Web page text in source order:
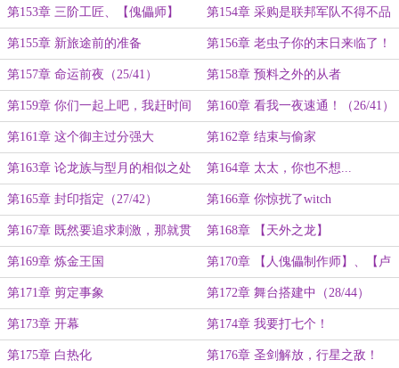
（23/40）
第153章 三阶工匠、【傀儡师】 第154章 采购是联邦军队不得不品
鉴的一环
第155章 新旅途前的准备 第156章 老虫子你的末日来临了！
第157章 命运前夜（25/41） 第158章 预料之外的从者
第159章 你们一起上吧，我赶时间 第160章 看我一夜速通！（26/41）
第161章 这个御主过分强大 第162章 结束与偷家
第163章 论龙族与型月的相似之处 第164章 太太，你也不想...
第165章 封印指定（27/42） 第166章 你惊扰了witch
第167章 既然要追求刺激，那就贯
彻到底
第168章 【天外之龙】
第169章 炼金王国 第170章 【人傀儡制作师】、【卢
恩魔术师】
第171章 剪定事象 第172章 舞台搭建中（28/44）
第173章 开幕 第174章 我要打七个！
第175章 白热化 第176章 圣剑解放，行星之敌！